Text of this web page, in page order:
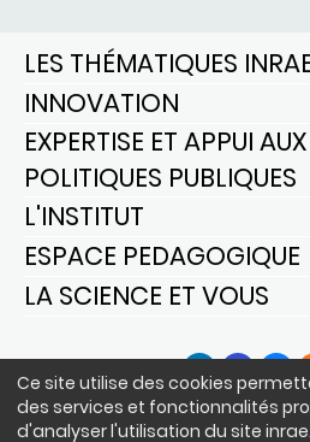
Ce site utilise des cookies
des services et fonctionnalités
d'analyser l'utilisation du site
LES THÉMATIQUES
INNOVATION
EXPERTISE ET APPUI AUX
POLITIQUES PUBLIQUES
L'INSTITUT
ESPACE PEDAGOGIQUE
LA SCIENCE ET VOUS
SUIVEZ-NOUS
LinkedInFacebook